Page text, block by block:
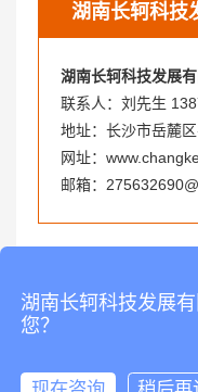
湖南长轲科技
湖南长轲科技发展
联系人：刘先生
地址：长沙市岳麓
网址：
邮箱：
下一篇：实验室改造翻
湖南长轲科技发展
您？